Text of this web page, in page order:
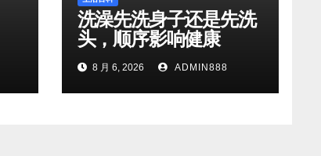
洗澡先洗身子还是先洗
头，顺序影响健康
8 月 6, 2026 ADMIN888